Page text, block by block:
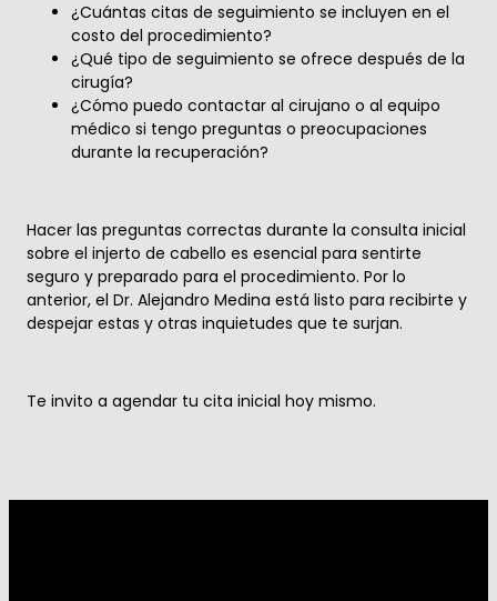
¿Cuántas citas de seguimiento se incluyen en el
costo del procedimiento?
¿Qué tipo de seguimiento se ofrece después de la
cirugía?
¿Cómo puedo contactar al cirujano o al equipo
médico si tengo preguntas o preocupaciones
durante la recuperación?
Hacer las preguntas correctas durante la consulta inicial
sobre el injerto de cabello es esencial para sentirte
seguro y preparado para el procedimiento. Por lo
anterior, el Dr. Alejandro Medina está listo para recibirte y
despejar estas y otras inquietudes que te surjan.
Te invito a agendar tu cita inicial hoy mismo.